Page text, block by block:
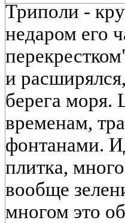
Триполи -
недаром его
и
берега моря.
временам,
фонтанами.
плитка,
вообще
многом это